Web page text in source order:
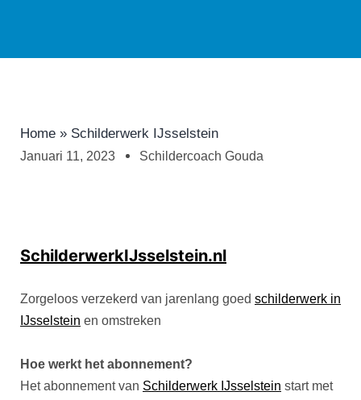
Home » Schilderwerk IJsselstein
Januari 11, 2023 Schildercoach Gouda
SchilderwerkIJsselstein.nl
Zorgeloos verzekerd van jarenlang goed schilderwerk in
IJsselstein en omstreken
Hoe werkt het abonnement?​
Het abonnement van Schilderwerk IJsselstein start met